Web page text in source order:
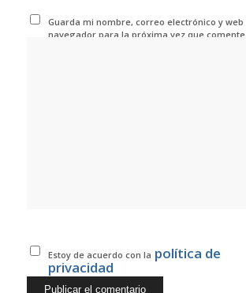
Guarda mi nombre, correo electrónico y web
navegador para la próxima vez que comente.
Estoy de acuerdo con la política de
privacidad